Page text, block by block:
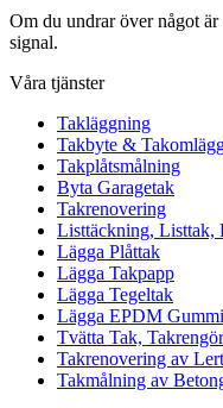
Om du undrar över något
signal.
Våra tjänster
Takläggning
Takbyte &
Takplåtsmålning
Byta Garagetak
Takrenovering
Listtäckning, Listtak,
Lägga Plåttak
Lägga Takpapp
Lägga Tegeltak
Lägga EPDM
Tvätta Tak,
Takrenovering av
Takmålning av